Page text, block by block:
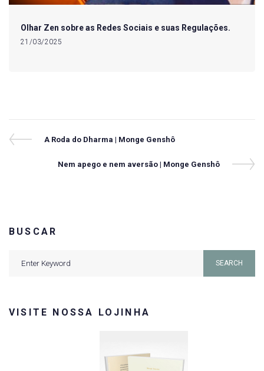
Olhar Zen sobre as Redes Sociais e suas Regulações.
21/03/2025
Navegação
Previous
A Roda do Dharma | Monge Genshô
Next
Nem apego e nem aversão | Monge Genshô
BUSCAR
SEARCH
VISITE NOSSA LOJINHA